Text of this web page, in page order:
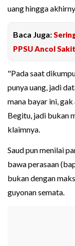
uang hingga
Baca Juga:
PPSU Ancol
"Pada saat
punya uang, jadi
mana bayar ini,
Begitu, jadi bukan
klaimnya.
Saud pun menilai
bawa perasaan
bukan dengan
guyonan semata.